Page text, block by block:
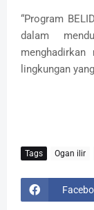
“Program
dalam
lingkungan
Tags Ogan ilir